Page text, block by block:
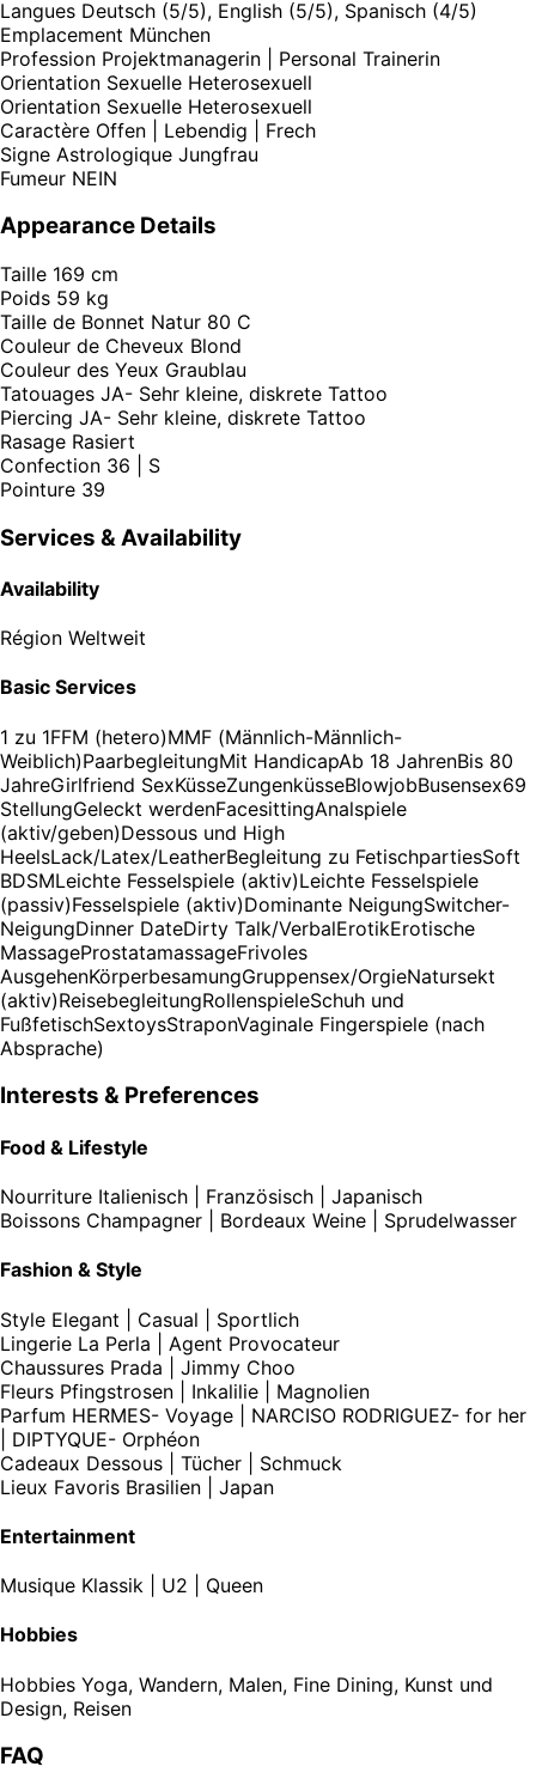
Langues Deutsch (5/5), English (5/5), Spanisch (4/5)
Emplacement München
Profession Projektmanagerin | Personal Trainerin
Orientation Sexuelle Heterosexuell
Orientation Sexuelle Heterosexuell
Caractère Offen | Lebendig | Frech
Signe Astrologique Jungfrau
Fumeur NEIN
Appearance Details
Taille 169 cm
Poids 59 kg
Taille de Bonnet Natur 80 C
Couleur de Cheveux Blond
Couleur des Yeux Graublau
Tatouages JA- Sehr kleine, diskrete Tattoo
Piercing JA- Sehr kleine, diskrete Tattoo
Rasage Rasiert
Confection 36 | S
Pointure 39
Services & Availability
Availability
Région Weltweit
Basic Services
1 zu 1FFM (hetero)MMF (Männlich-Männlich-
Weiblich)PaarbegleitungMit HandicapAb 18 JahrenBis 80
JahreGirlfriend SexKüsseZungenküsseBlowjobBusensex69
StellungGeleckt werdenFacesittingAnalspiele
(aktiv/geben)Dessous und High
HeelsLack/Latex/LeatherBegleitung zu FetischpartiesSoft
BDSMLeichte Fesselspiele (aktiv)Leichte Fesselspiele
(passiv)Fesselspiele (aktiv)Dominante NeigungSwitcher-
NeigungDinner DateDirty Talk/VerbalErotikErotische
MassageProstatamassageFrivoles
AusgehenKörperbesamungGruppensex/OrgieNatursekt
(aktiv)ReisebegleitungRollenspieleSchuh und
FußfetischSextoysStraponVaginale Fingerspiele (nach
Absprache)
Interests & Preferences
Food & Lifestyle
Nourriture Italienisch | Französisch | Japanisch
Boissons Champagner | Bordeaux Weine | Sprudelwasser
Fashion & Style
Style Elegant | Casual | Sportlich
Lingerie La Perla | Agent Provocateur
Chaussures Prada | Jimmy Choo
Fleurs Pfingstrosen | Inkalilie | Magnolien
Parfum HERMES- Voyage | NARCISO RODRIGUEZ- for her
| DIPTYQUE- Orphéon
Cadeaux Dessous | Tücher | Schmuck
Lieux Favoris Brasilien | Japan
Entertainment
Musique Klassik | U2 | Queen
Hobbies
Hobbies Yoga, Wandern, Malen, Fine Dining, Kunst und
Design, Reisen
FAQ